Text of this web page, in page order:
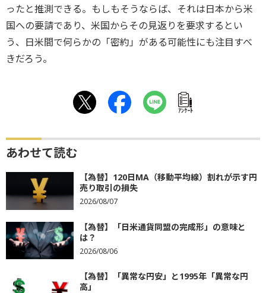
ったと推測できる。もしもそうならば、それは日本から米
国への要請であり、米国からその見返りを要求するとい
う、日米間で何らかの「密約」がある可能性にも注目すべ
きだろう。
ｱﾝｹｰﾄ
あわせて読む
【為替】120日MA（移動平均線）割れが示す円
売り取引の損失
2026/08/07
【為替】「日米通貨同盟の完成形」の意味と
は？
2026/08/06
【為替】「異常な円安」と1995年「異常な円
高」